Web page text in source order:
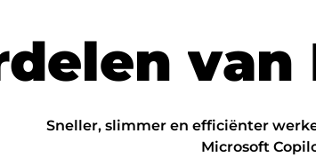
delen van
Sneller, slimmer en efficiënter
Microsoft